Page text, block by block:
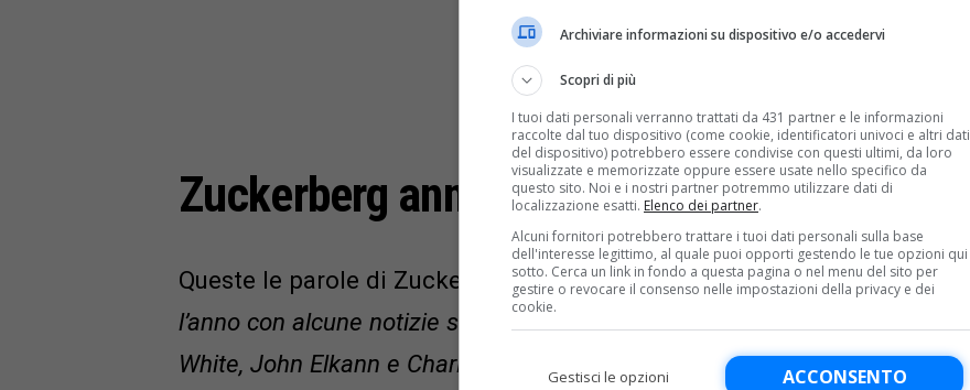
Zuckerberg annuancia Elkann a Meta
Queste le parole di Zuckerberg:“Sono entusiasta di inaugurare
l’anno con alcune notizie su cui stavamo lavorando da tempo: Dana
White, John Elkann e Charlie Songhurst entrano a far parte del
Archiviare informazioni su dispositivo e/o accedervi
Scopri di più
I tuoi dati personali verranno trattati da 431 partner e le informazioni
raccolte dal tuo dispositivo (come cookie, identificatori univoci e altri dati
del dispositivo) potrebbero essere condivise con questi ultimi, da loro
visualizzate e memorizzate oppure essere usate nello specifico da
questo sito. Noi e i nostri partner potremmo utilizzare dati di
localizzazione esatti. Elenco dei partner.
Alcuni fornitori potrebbero trattare i tuoi dati personali sulla base
dell'interesse legittimo, al quale puoi opporti gestendo le tue opzioni qui
sotto. Cerca un link in fondo a questa pagina o nel menu del sito per
gestire o revocare il consenso nelle impostazioni della privacy e dei
cookie.
ACCONSENTO
Gestisci le opzioni